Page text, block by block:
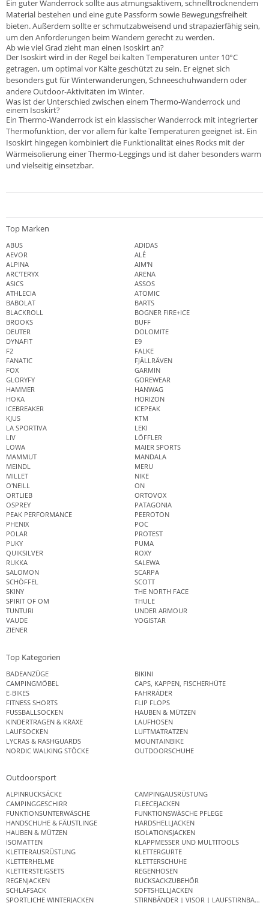
Ein guter Wanderrock sollte aus atmungsaktivem, schnelltrocknendem
Material bestehen und eine gute Passform sowie Bewegungsfreiheit
bieten. Außerdem sollte er schmutzabweisend und strapazierfähig sein,
um den Anforderungen beim Wandern gerecht zu werden.
Ab wie viel Grad zieht man einen Isoskirt an?
Der Isoskirt wird in der Regel bei kalten Temperaturen unter 10°C
getragen, um optimal vor Kälte geschützt zu sein. Er eignet sich
besonders gut für Winterwanderungen, Schneeschuhwandern oder
andere Outdoor-Aktivitäten im Winter.
Was ist der Unterschied zwischen einem Thermo-Wanderrock und
einem Isoskirt?
Ein Thermo-Wanderrock ist ein klassischer Wanderrock mit integrierter
Thermofunktion, der vor allem für kalte Temperaturen geeignet ist. Ein
Isoskirt hingegen kombiniert die Funktionalität eines Rocks mit der
Wärmeisolierung einer Thermo-Leggings und ist daher besonders warm
und vielseitig einsetzbar.
Top Marken
ABUS
ADIDAS
AEVOR
ALÉ
ALPINA
AIM'N
ARC'TERYX
ARENA
ASICS
ASSOS
ATHLECIA
ATOMIC
BABOLAT
BARTS
BLACKROLL
BOGNER FIRE+ICE
BROOKS
BUFF
DEUTER
DOLOMITE
DYNAFIT
E9
F2
FALKE
FANATIC
FJÄLLRÄVEN
FOX
GARMIN
GLORYFY
GOREWEAR
HAMMER
HANWAG
HOKA
HORIZON
ICEBREAKER
ICEPEAK
KJUS
KTM
LA SPORTIVA
LEKI
LIV
LÖFFLER
LOWA
MAIER SPORTS
MAMMUT
MANDALA
MEINDL
MERU
MILLET
NIKE
O'NEILL
ON
ORTLIEB
ORTOVOX
OSPREY
PATAGONIA
PEAK PERFORMANCE
PEEROTON
PHENIX
POC
POLAR
PROTEST
PUKY
PUMA
QUIKSILVER
ROXY
RUKKA
SALEWA
SALOMON
SCARPA
SCHÖFFEL
SCOTT
SKINY
THE NORTH FACE
SPIRIT OF OM
THULE
TUNTURI
UNDER ARMOUR
VAUDE
YOGISTAR
ZIENER
Top Kategorien
BADEANZÜGE
BIKINI
CAMPINGMÖBEL
CAPS, KAPPEN, FISCHERHÜTE
E-BIKES
FAHRRÄDER
FITNESS SHORTS
FLIP FLOPS
FUSSBALLSOCKEN
HAUBEN & MÜTZEN
KINDERTRAGEN & KRAXE
LAUFHOSEN
LAUFSOCKEN
LUFTMATRATZEN
LYCRAS & RASHGUARDS
MOUNTAINBIKE
NORDIC WALKING STÖCKE
OUTDOORSCHUHE
Outdoorsport
ALPINRUCKSÄCKE
CAMPINGAUSRÜSTUNG
CAMPINGGESCHIRR
FLEECEJACKEN
FUNKTIONSUNTERWÄSCHE
FUNKTIONSWÄSCHE PFLEGE
HANDSCHUHE & FÄUSTLINGE
HARDSHELLJACKEN
HAUBEN & MÜTZEN
ISOLATIONSJACKEN
ISOMATTEN
KLAPPMESSER UND MULTITOOLS
KLETTERAUSRÜSTUNG
KLETTERGURTE
KLETTERHELME
KLETTERSCHUHE
KLETTERSTEIGSETS
REGENHOSEN
REGENJACKEN
RUCKSACKZUBEHÖR
SCHLAFSACK
SOFTSHELLJACKEN
SPORTLICHE WINTERJACKEN
STIRNBÄNDER | VISOR | LAUFSTIRNBAND